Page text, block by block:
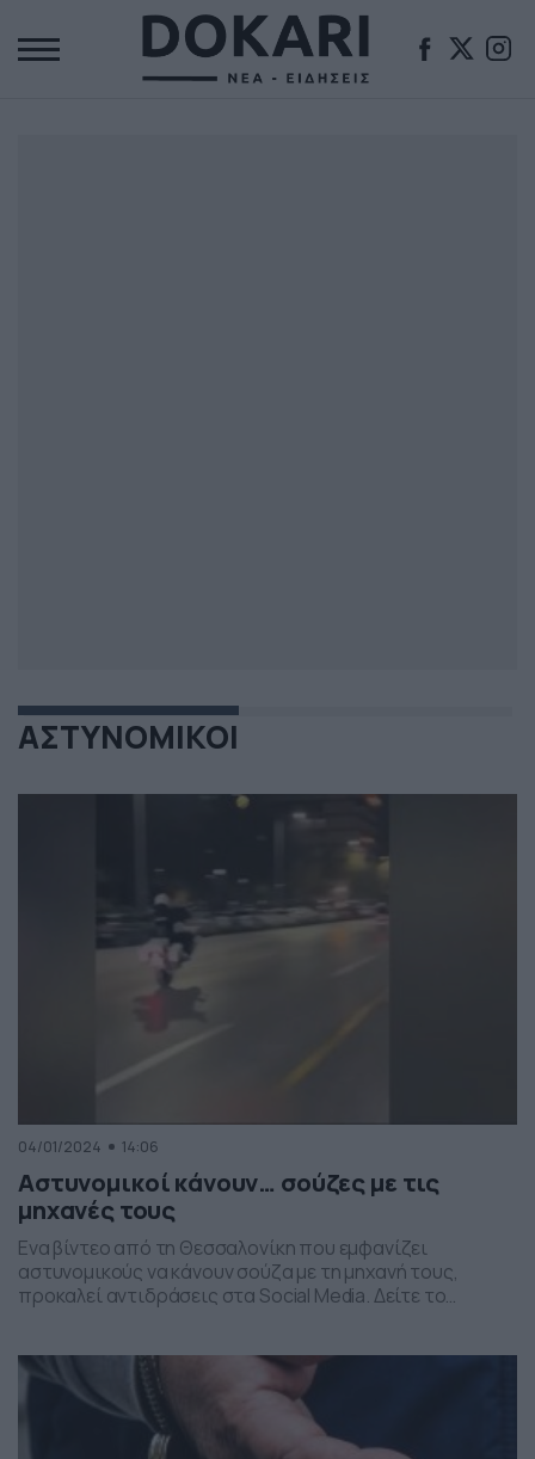
ΑΣΤΥΝΟΜΙΚΟΙ
04/01/2024 14:06
Αστυνομικοί κάνουν… σούζες με τις
μηχανές τους
Ενα βίντεο από τη Θεσσαλονίκη που εμφανίζει
αστυνομικούς να κάνουν σούζα με τη μηχανή τους,
προκαλεί αντιδράσεις στα Social Media. Δείτε το
και ήδη έχει ξεκινήσει προκαταρκτική διοικητική
εξέταση.